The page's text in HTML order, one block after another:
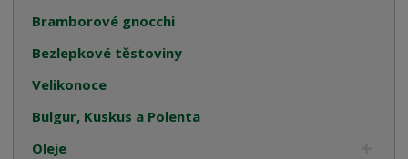
Bramborové gnocchi
Bezlepkové těstoviny
Velikonoce
Bulgur, Kuskus a Polenta
Oleje